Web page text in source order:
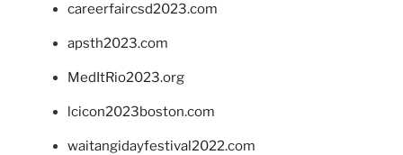
careerfaircsd2023.com
apsth2023.com
MedItRio2023.org
lcicon2023boston.com
waitangidayfestival2022.com